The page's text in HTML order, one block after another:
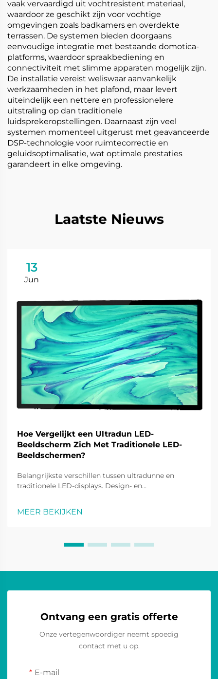
vaak vervaardigd uit vochtresistent materiaal,
waardoor ze geschikt zijn voor vochtige
omgevingen zoals badkamers en overdekte
terrassen. De systemen bieden doorgaans
eenvoudige integratie met bestaande domotica-
platforms, waardoor spraakbediening en
connectiviteit met slimme apparaten mogelijk zijn.
De installatie vereist weliswaar aanvankelijk
werkzaamheden in het plafond, maar levert
uiteindelijk een nettere en professionelere
uitstraling op dan traditionele
luidsprekeropstellingen. Daarnaast zijn veel
systemen momenteel uitgerust met geavanceerde
DSP-technologie voor ruimtecorrectie en
geluidsoptimalisatie, wat optimale prestaties
garandeert in elke omgeving.
Laatste Nieuws
13
Jun
Hoe Vergelijkt een Ultradun LED-
Beeldscherm Zich Met Traditionele LED-
Beeldschermen?
Belangrijkste verschillen tussen ultradunne en
traditionele LED-displays. Design- en
korreltechnologie als scherm. Veel minder massief
MEER BEKIJKEN
Ontvang een gratis offerte
Onze vertegenwoordiger neemt spoedig
contact met u op.
E-mail